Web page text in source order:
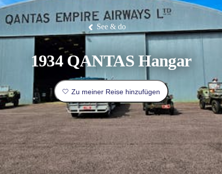
beliebtesten
Orte
Outback
und
outdoor
Nach
Region
erkunden
Tiwi-
Inseln
Arnhem
Land
Mataranka
Nitmiluk-
Nationalpark
Karlu
Karlu
/
Devils
Tjorita
/
MacDonnell-
Nationalpark
Aktivitäten
Reisetyp
Top
10
Listen
Gaumenfreuden
und
Erbe
Festivals
und
Veranstaltungen
Angeln
Reiseplanung
&
Buchen
Praktische
Infos
Planungstools
See & do
1934 QANTAS Hangar
Zu meiner Reise hinzufügen